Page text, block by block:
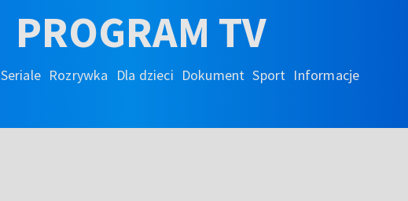
PROGRAM TV
Seriale Rozrywka Dla dzieci Dokument Sport Informacje